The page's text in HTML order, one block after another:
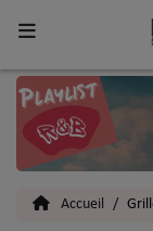
Home
Toutes les News
Accueil